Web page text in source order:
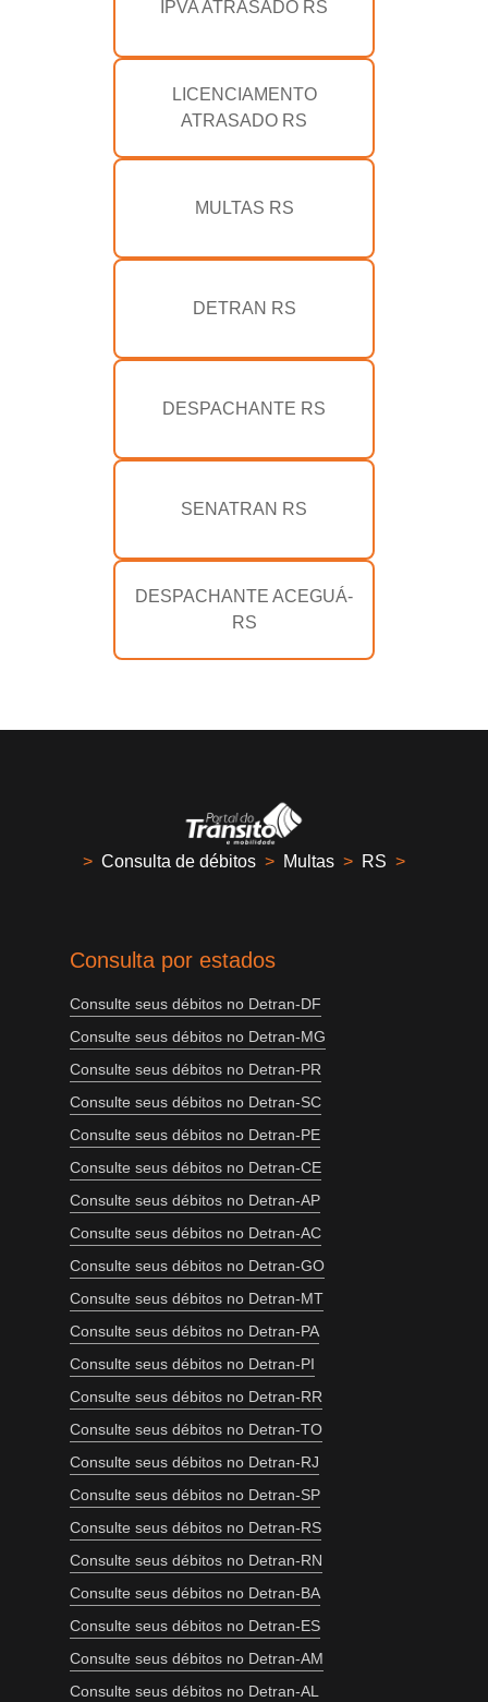
IPVA ATRASADO RS
LICENCIAMENTO
ATRASADO RS
MULTAS RS
DETRAN RS
DESPACHANTE RS
SENATRAN RS
DESPACHANTE ACEGUÁ-
RS
> Consulta de débitos > Multas > RS >
Consulta por estados
Consulte seus débitos no Detran-DF
Consulte seus débitos no Detran-MG
Consulte seus débitos no Detran-PR
Consulte seus débitos no Detran-SC
Consulte seus débitos no Detran-PE
Consulte seus débitos no Detran-CE
Consulte seus débitos no Detran-AP
Consulte seus débitos no Detran-AC
Consulte seus débitos no Detran-GO
Consulte seus débitos no Detran-MT
Consulte seus débitos no Detran-PA
Consulte seus débitos no Detran-PI
Consulte seus débitos no Detran-RR
Consulte seus débitos no Detran-TO
Consulte seus débitos no Detran-RJ
Consulte seus débitos no Detran-SP
Consulte seus débitos no Detran-RS
Consulte seus débitos no Detran-RN
Consulte seus débitos no Detran-BA
Consulte seus débitos no Detran-ES
Consulte seus débitos no Detran-AM
Consulte seus débitos no Detran-AL